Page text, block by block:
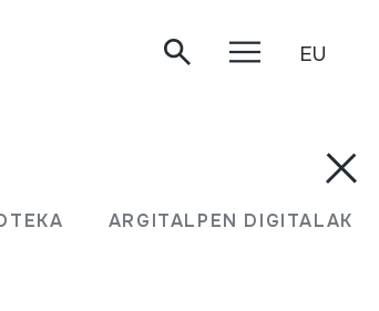
ARGITALPEN DIGITALAK
13.
EU
erakusketa ibiltaria.